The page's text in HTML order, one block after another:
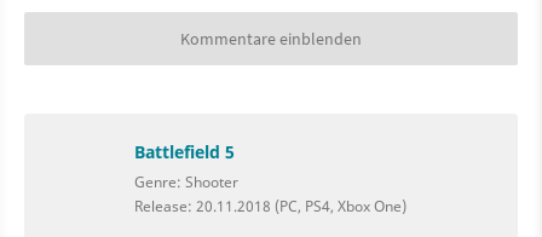
Kommentare einblenden
Battlefield 5
Genre: Shooter
Release: 20.11.2018 (PC, PS4, Xbox One)